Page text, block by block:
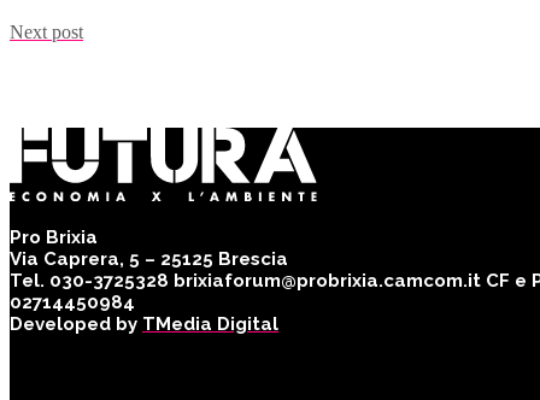
Next post
Pro Brixia
Via Caprera, 5 – 25125 Brescia
Tel. 030-3725328 brixiaforum@probrixia.camcom.it CF e
02714450984
Developed by TMedia Digital